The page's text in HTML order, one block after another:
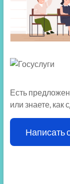
Есть
или знаете, как
Написать